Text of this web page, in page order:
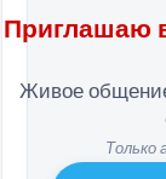
Приглашаю
Живое
Только